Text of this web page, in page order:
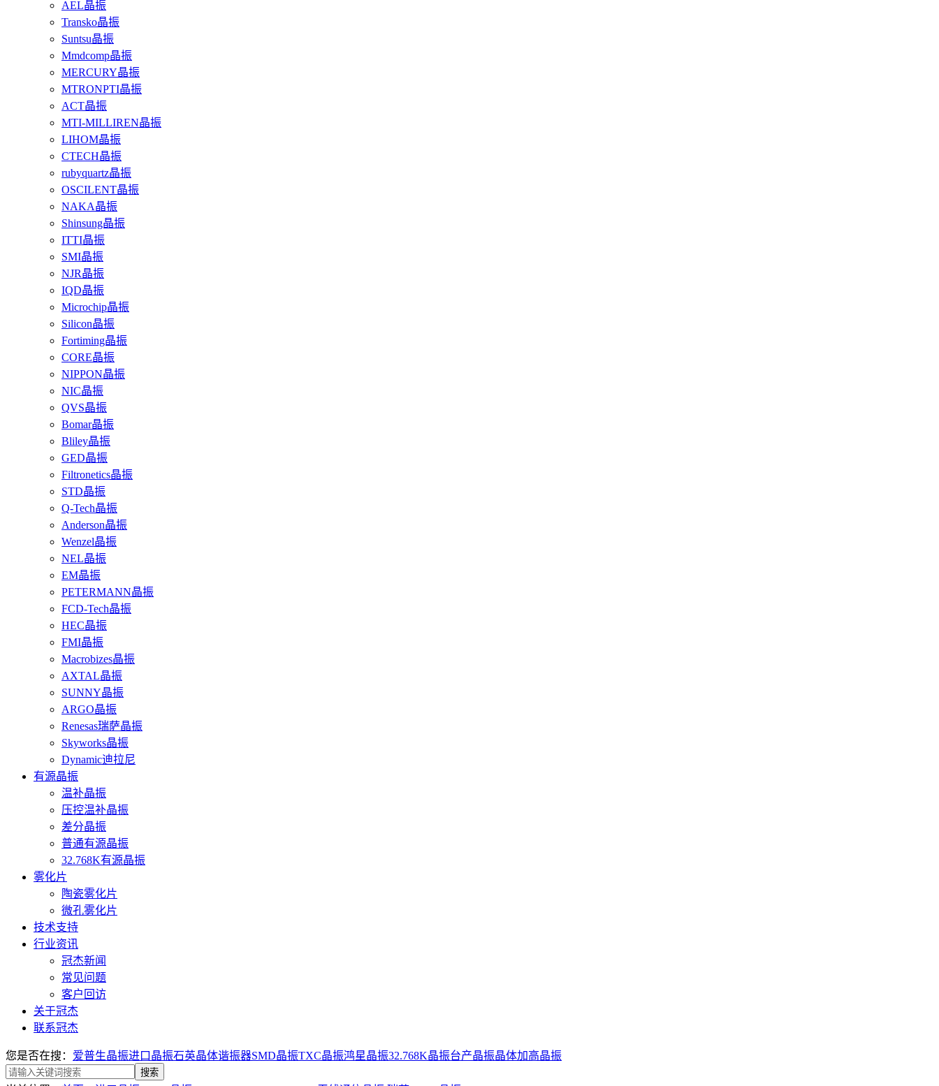
AEL晶振
Transko晶振
Suntsu晶振
Mmdcomp晶振
MERCURY晶振
MTRONPTI晶振
ACT晶振
MTI-MILLIREN晶振
LIHOM晶振
CTECH晶振
rubyquartz晶振
OSCILENT晶振
NAKA晶振
Shinsung晶振
ITTI晶振
SMI晶振
NJR晶振
IQD晶振
Microchip晶振
Silicon晶振
Fortiming晶振
CORE晶振
NIPPON晶振
NIC晶振
QVS晶振
Bomar晶振
Bliley晶振
GED晶振
Filtronetics晶振
STD晶振
Q-Tech晶振
Anderson晶振
Wenzel晶振
NEL晶振
EM晶振
PETERMANN晶振
FCD-Tech晶振
HEC晶振
FMI晶振
Macrobizes晶振
AXTAL晶振
SUNNY晶振
ARGO晶振
Renesas瑞萨晶振
Skyworks晶振
Dynamic迪拉尼
有源晶振
温补晶振
压控温补晶振
差分晶振
普通有源晶振
32.768K有源晶振
雾化片
陶瓷雾化片
微孔雾化片
技术支持
行业资讯
冠杰新闻
常见问题
客户回访
关于冠杰
联系冠杰
您是否在搜： 爱普生晶振进口晶振石英晶体谐振器SMD晶振TXC晶振鸿星晶振32.768K晶振台产晶振晶体加高晶振